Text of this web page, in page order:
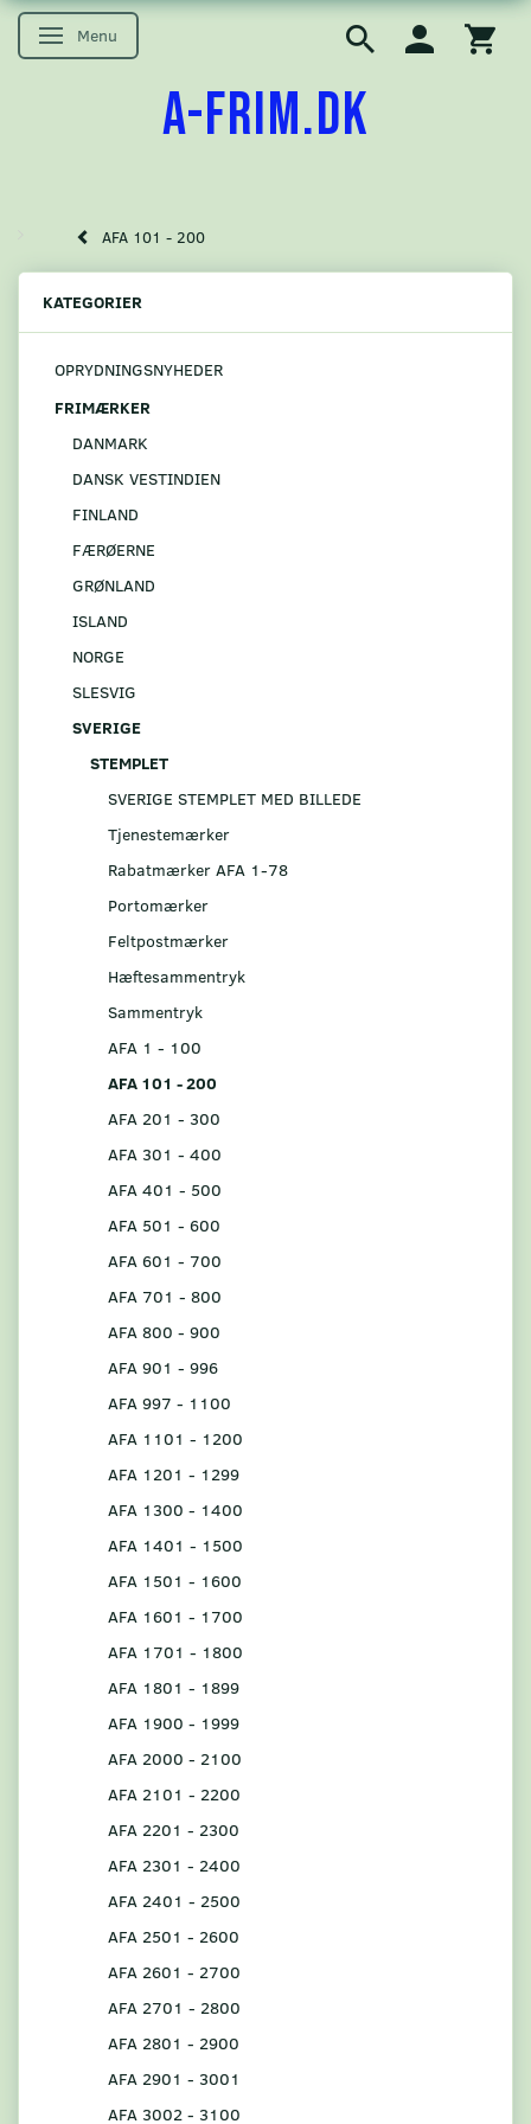
Skifte navigation
Menu
A-FRIM.DK
AFA 101 - 200
KATEGORIER
OPRYDNINGSNYHEDER
FRIMÆRKER
DANMARK
DANSK VESTINDIEN
FINLAND
FÆRØERNE
GRØNLAND
ISLAND
NORGE
SLESVIG
SVERIGE
STEMPLET
SVERIGE STEMPLET MED BILLEDE
Tjenestemærker
Rabatmærker AFA 1-78
Portomærker
Feltpostmærker
Hæftesammentryk
Sammentryk
AFA 1 - 100
AFA 101 - 200
AFA 201 - 300
AFA 301 - 400
AFA 401 - 500
AFA 501 - 600
AFA 601 - 700
AFA 701 - 800
AFA 800 - 900
AFA 901 - 996
AFA 997 - 1100
AFA 1101 - 1200
AFA 1201 - 1299
AFA 1300 - 1400
AFA 1401 - 1500
AFA 1501 - 1600
AFA 1601 - 1700
AFA 1701 - 1800
AFA 1801 - 1899
AFA 1900 - 1999
AFA 2000 - 2100
AFA 2101 - 2200
AFA 2201 - 2300
AFA 2301 - 2400
AFA 2401 - 2500
AFA 2501 - 2600
AFA 2601 - 2700
AFA 2701 - 2800
AFA 2801 - 2900
AFA 2901 - 3001
AFA 3002 - 3100